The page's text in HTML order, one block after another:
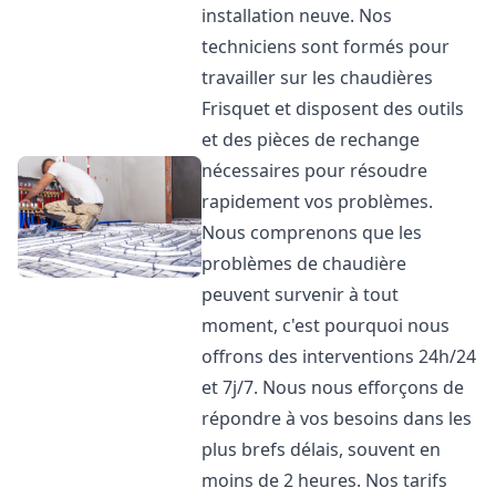
installation neuve. Nos
techniciens sont formés pour
travailler sur les chaudières
Frisquet et disposent des outils
et des pièces de rechange
nécessaires pour résoudre
rapidement vos problèmes.
Nous comprenons que les
problèmes de chaudière
peuvent survenir à tout
moment, c'est pourquoi nous
offrons des interventions 24h/24
et 7j/7. Nous nous efforçons de
répondre à vos besoins dans les
plus brefs délais, souvent en
moins de 2 heures. Nos tarifs